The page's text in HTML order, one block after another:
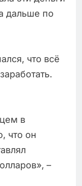
дальше по
что всё
в
что он
–